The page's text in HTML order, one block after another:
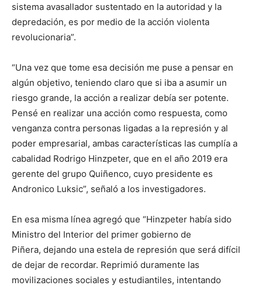
sistema avasallador sustentado en la autoridad y la
depredación, es por medio de la acción violenta
revolucionaria”.
“Una vez que tome esa decisión me puse a pensar en
algún objetivo, teniendo claro que si iba a asumir un
riesgo grande, la acción a realizar debía ser potente.
Pensé en realizar una acción como respuesta, como
venganza contra personas ligadas a la represión y al
poder empresarial, ambas características las cumplía a
cabalidad Rodrigo Hinzpeter, que en el año 2019 era
gerente del grupo Quiñenco, cuyo presidente es
Andronico Luksic”, señaló a los investigadores.
En esa misma línea agregó que “Hinzpeter había sido
Ministro del Interior del primer gobierno de
Piñera, dejando una estela de represión que será difícil
de dejar de recordar. Reprimió duramente las
movilizaciones sociales y estudiantiles, intentando